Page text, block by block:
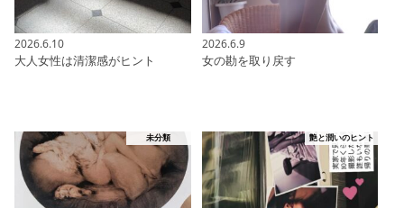
2026.6.10
大人女性は清潔感がヒント
2026.6.9
女の勘を取り戻す
未分類 艶と潤いのヒント